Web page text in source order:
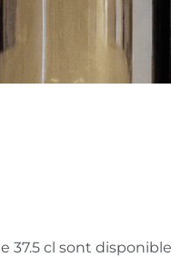
37.5 cl sont